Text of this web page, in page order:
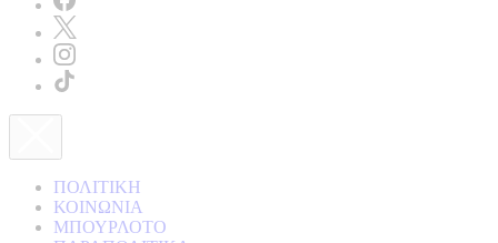
ΠΟΛΙΤΙΚΗ
ΚΟΙΝΩΝΙΑ
ΜΠΟΥΡΛΟΤΟ